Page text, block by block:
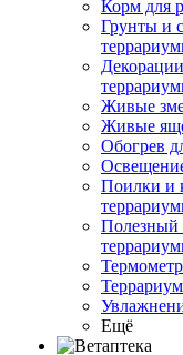
Корм для
Грунты и
Живые
Живые
Обогрев
Поилки и
Полезный
Ещё